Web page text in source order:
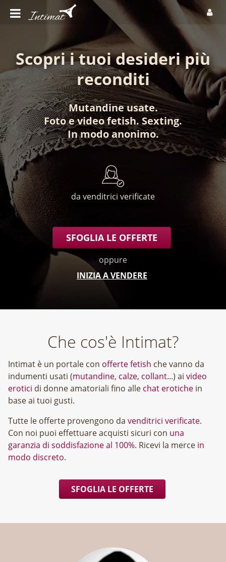
Scopri i tuoi desideri più
reconditi
Mutandine usate.
Fotoevideo fetish. Sexting.
In modo anonimo.
da venditrici verificate
SFOGLIA LE OFFERTE
oppure
INIZIA A VENDERE
Che cos'è Intimat?
Intimat è un portale con offerte fetish che vanno da
indumenti usati (mutandine, calze, collant...) ai video
erotici di donne amatoriali fino alle chat erotiche in
base ai tuoi gusti.
Tutte le offerte provengono da venditrici verificate.
Con noi puoi effettuare acquisti sicuri con una
garanzia di soddisfazione al 100%. Ricevi la merce in
modo discreto.
SFOGLIA LE OFFERTE